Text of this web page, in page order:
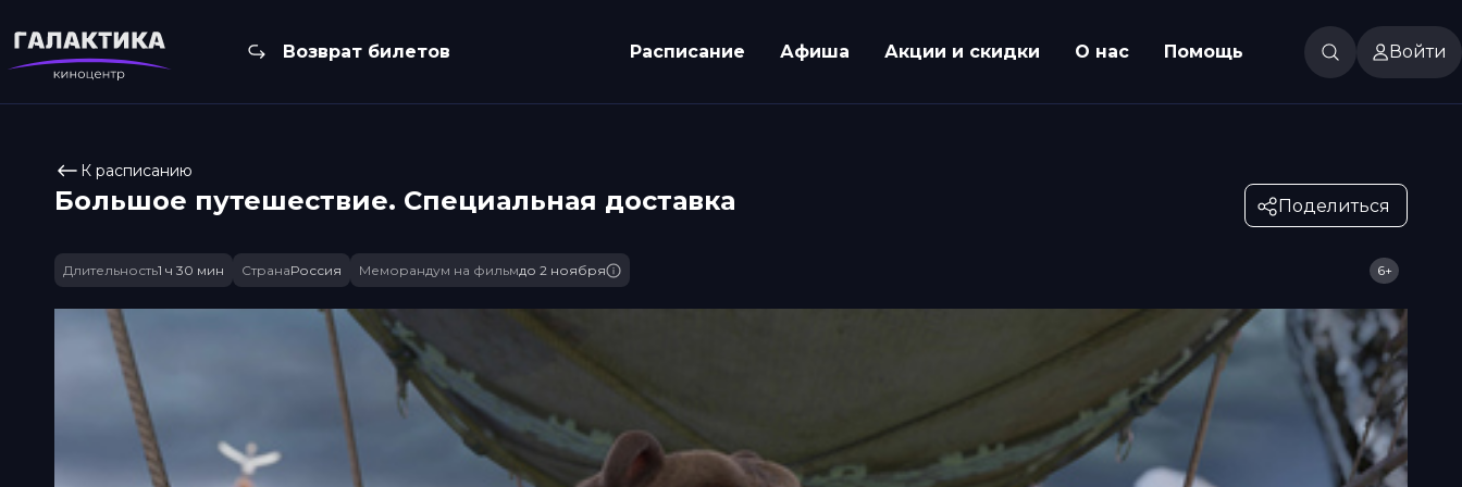
Возврат билетов Расписание Афиша Акции и скидки О нас Помощь Войти
К расписанию
Большое путешествие. Специальная доставка Поделиться
Длительность1 ч 30 мин СтранаРоссия Меморандум на фильмдо 2 ноября 6+